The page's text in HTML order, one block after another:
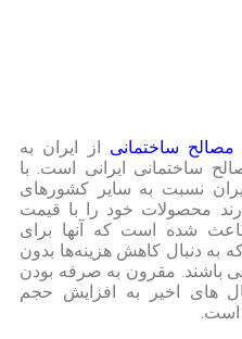
ساختمانی از ایران به
ساختمانی ایرانی است. با
نسبت به سایر کشورهای
محصولات خود را با قیمت
شده است که آنها برای
دنبال کاهش هزینه‌ها بدون
باشند. مقرون به صرفه بودن
های اخیر به افزایش حجم
است.